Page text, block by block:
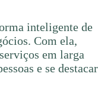
inteligente de
Com ela,
em larga
e se destacar